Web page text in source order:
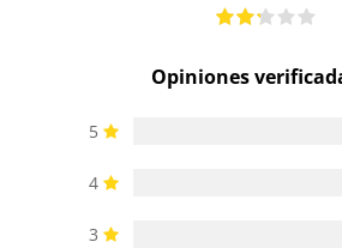
Opiniones
5
4
3